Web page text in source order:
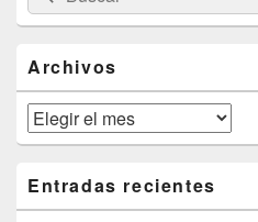
de
widget
lateral
primaria
por:
Archivos
Archivos
Entradas recientes